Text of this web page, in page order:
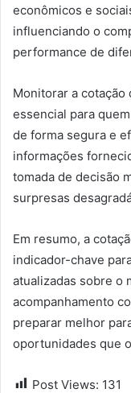
econômicos e
influenciando o
performance de
Monitorar a cotação
essencial para
de forma segura e
informações
tomada de decisão
surpresas
Em resumo, a
indicador-chave
atualizadas sobre o
acompanhamento
preparar melhor
oportunidades que
Post Views: 131